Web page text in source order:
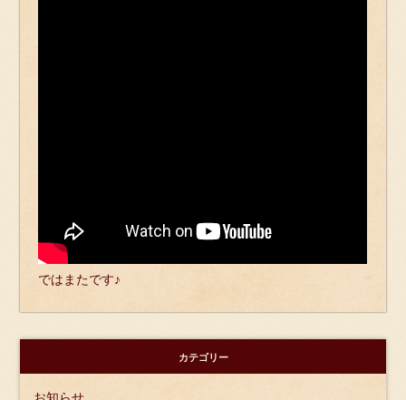
ではまたです♪
カテゴリー
お知らせ